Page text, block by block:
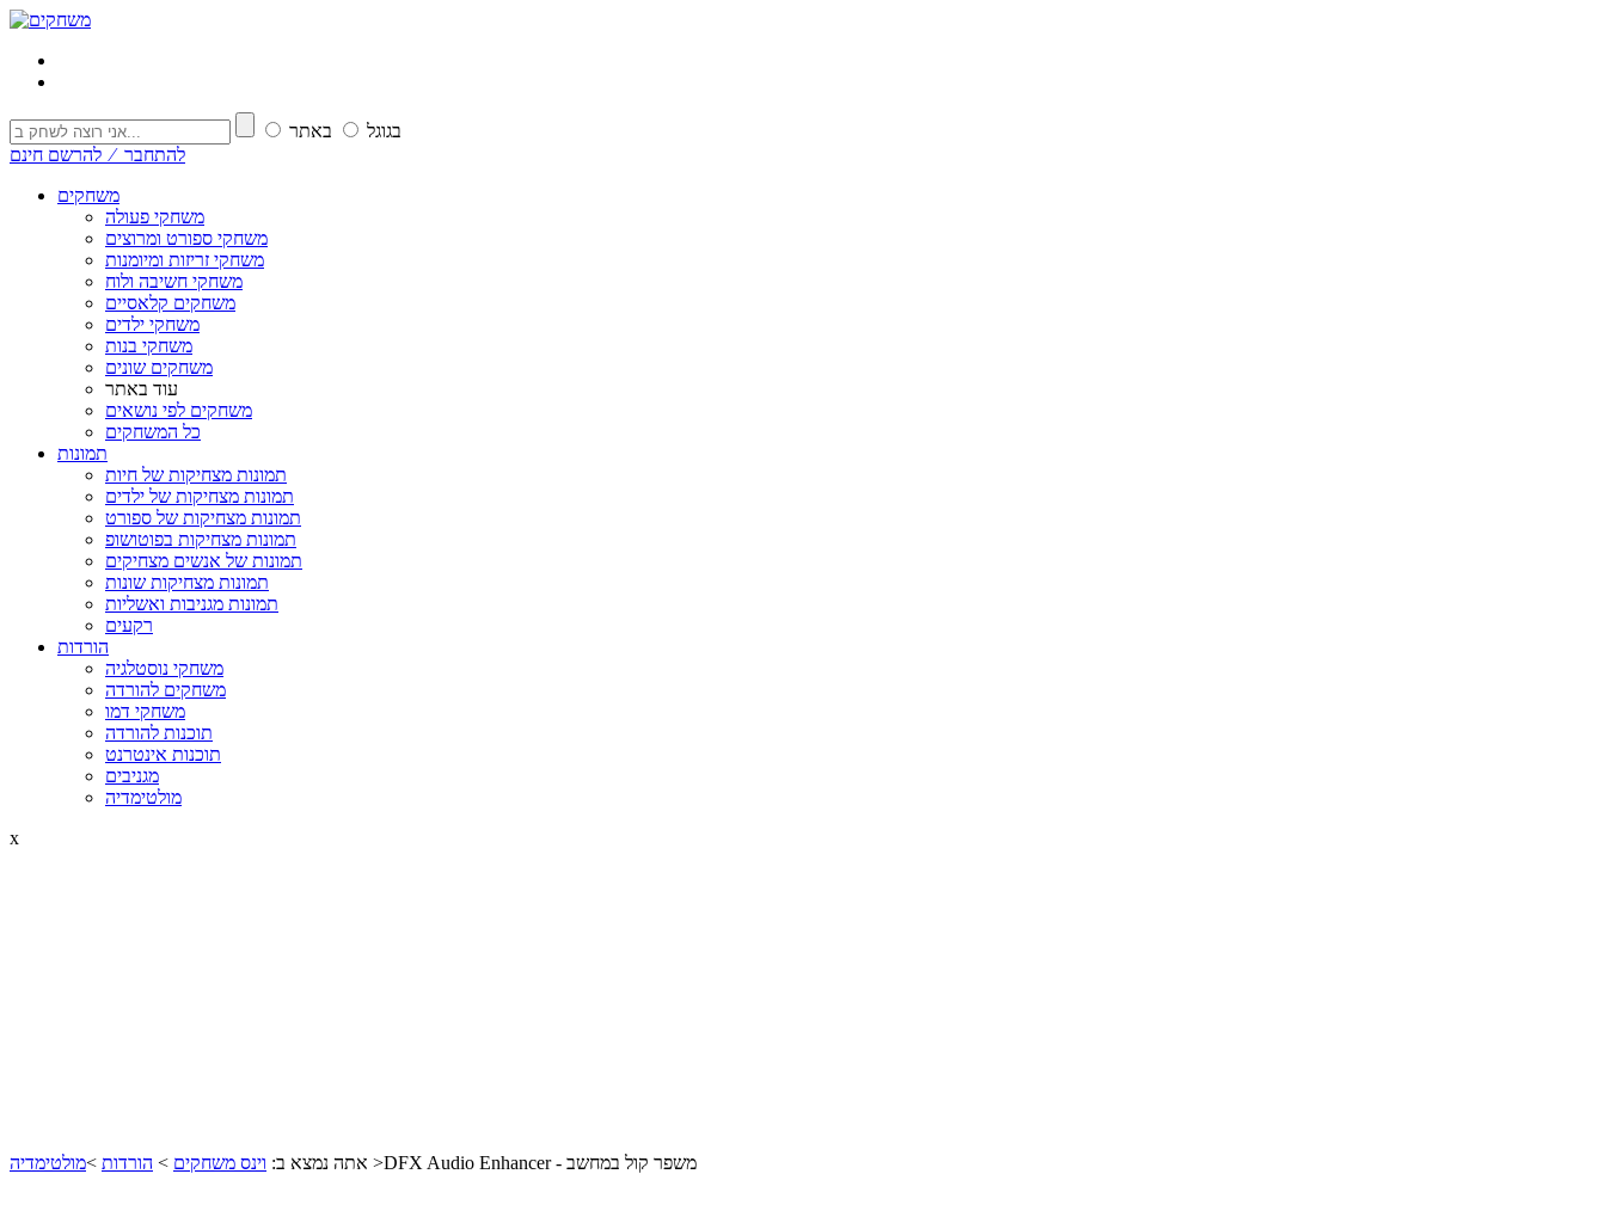
בגוגל
באתר
להתחבר ⁄ להרשם חינם
משחקים
משחקי פעולה
משחקי ספורט ומרוצים
משחקי זריזות ומיומנות
משחקי חשיבה ולוח
משחקים קלאסיים
משחקי ילדים
משחקי בנות
משחקים שונים
עוד באתר
משחקים לפי נושאים
כל המשחקים
תמונות
תמונות מצחיקות של חיות
תמונות מצחיקות של ילדים
תמונות מצחיקות של ספורט
תמונות מצחיקות בפוטושופ
תמונות של אנשים מצחיקים
תמונות מצחיקות שונות
תמונות מגניבות ואשליות
רקעים
הורדות
משחקי נוסטלגיה
משחקים להורדה
משחקי דמו
תוכנות להורדה
תוכנות אינטרנט
מגניבים
מולטימדיה
x
אתה נמצא ב: וינס משחקים > הורדות >מולטימדיה > DFX Audio Enhancer - משפר קול במחשב